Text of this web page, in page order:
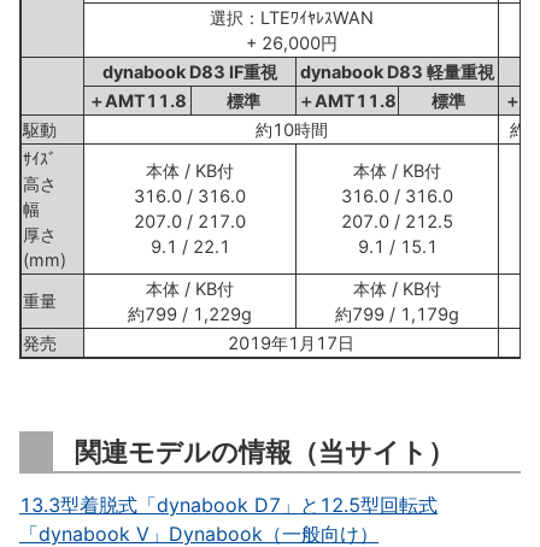
選択：LTEﾜｲﾔﾚｽWAN
+ 26,000円
dynabook D83 IF重視
dynabook D83 軽量重視
＋AMT11.8
標準 ＋AMT11.8 標準
＋
駆動
約10時間
約
ｻｲｽﾞ
高さ
幅
厚さ
(mm)
本体 / KB付
316.0 / 316.0
207.0 / 217.0
9.1 / 22.1
本体 / KB付
316.0 / 316.0
207.0 / 212.5
9.1 / 15.1
重量
本体 / KB付
約799 / 1,229g
本体 / KB付
約799 / 1,179g
発売
2019年1月17日
関連モデルの情報（当サイト）
13.3型着脱式「dynabook D7」と12.5型回転式
「dynabook V」Dynabook（一般向け）